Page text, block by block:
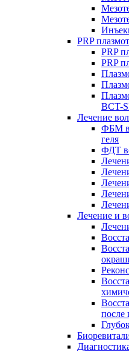
PRP
PRP
PRP
BCT-
Лечение
ФБМ
геля
ФДТ
Лечение и
после